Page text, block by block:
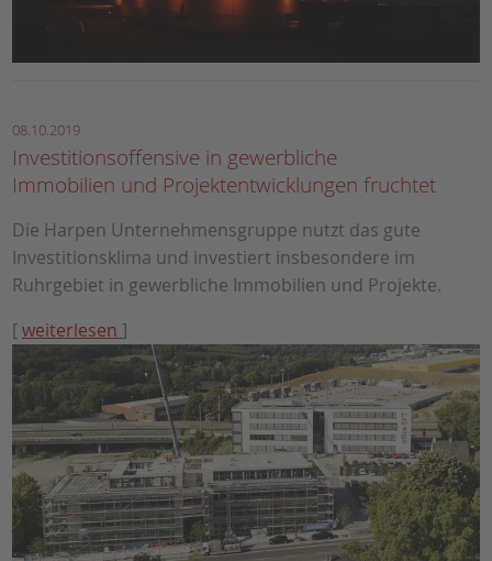
08.10.2019
Investitionsoffensive in gewerbliche
Immobilien und Projektentwicklungen fruchtet
Die Harpen Unternehmensgruppe nutzt das gute
Investitionsklima und investiert insbesondere im
Ruhrgebiet in gewerbliche Immobilien und Projekte.
[weiterlesen]